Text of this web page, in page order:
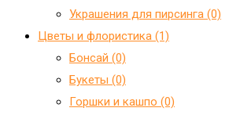
Украшения для пирсинга (0)
Цветы и флористика (1)
Бонсай (0)
Букеты (0)
Горшки и кашпо (0)